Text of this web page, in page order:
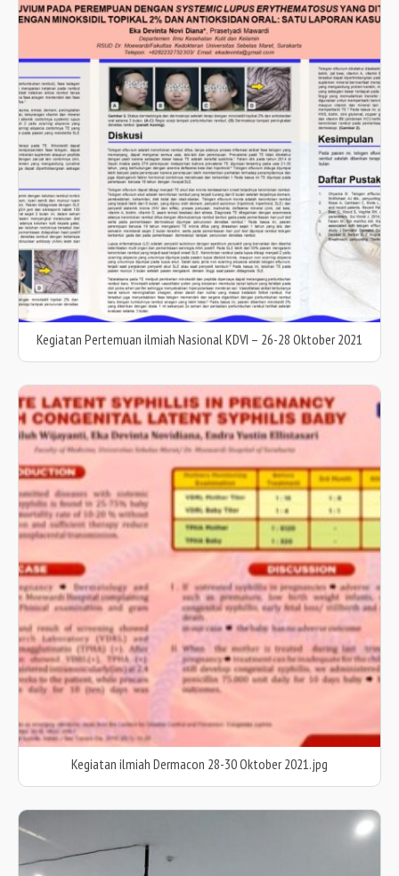
Kegiatan Pertemuan ilmiah Nasional KDVI – 26-28 Oktober 2021
Kegiatan ilmiah Dermacon 28-30 Oktober 2021.jpg